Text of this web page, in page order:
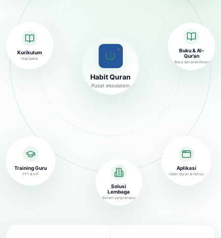
✦
Habit Quran
Pusat ekosistem
Buku & Al-
Qur’an
Baca dan praktikkan
Training Guru
TFT & IHT
Solusi
Lembaga
Sistem yang terukur
Kurikulum
Siap pakai
Aplikasi
Habit Quran & Hafizo